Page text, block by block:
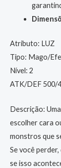
Atributo: LUZ
Tipo: Mago/
Nível: 2
ATK/DEF 500/
Descrição:
escolher cara
monstros que
Se você
se isso